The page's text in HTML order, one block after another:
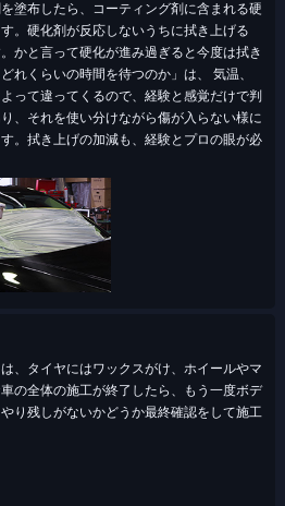
塗布したら、コーティング剤に含まれる硬
。硬化剤が反応しないうちに拭き上げる
かと言って硬化が進み過ぎると今度は拭き
れくらいの時間を待つのか」は、 気温、
って違ってくるので、経験と感覚だけで判
、それを使い分けながら傷が入らない様に
。拭き上げの加減も、経験とプロの眼が必
、タイヤにはワックスがけ、ホイールやマ
の全体の施工が終了したら、もう一度ボデ
り残しがないかどうか最終確認をして施工